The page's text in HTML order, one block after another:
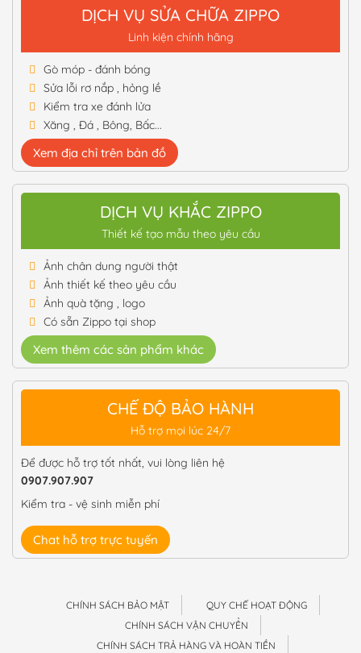
350,000 ₫
DỊCH VỤ SỬA CHỮA ZIPPO
Linh kiện chính hãng
Gò móp - đánh bóng
Sửa lỗi rơ nắp , hỏng lề
Kiểm tra xe đánh lửa
Xăng , Đá , Bông, Bấc...
Xem địa chỉ trên bản đồ
DỊCH VỤ KHẮC ZIPPO
Thiết kế tạo mẫu theo yêu cầu
Ảnh chân dung người thật
Ảnh thiết kế theo yêu cầu
Ảnh quà tặng , logo
Có sẵn Zippo tại shop
Xem thêm các sản phẩm khác
CHẾ ĐỘ BẢO HÀNH
Hỗ trợ mọi lúc 24/7
Để được hỗ trợ tốt nhất, vui lòng liên hệ
0907.907.907
Kiểm tra - vệ sinh miễn phí
Chat hỗ trợ trực tuyến
CHÍNH SÁCH BẢO MẬT
QUY CHẾ HOẠT ĐỘNG
CHÍNH SÁCH VẬN CHUYỂN
CHÍNH SÁCH TRẢ HÀNG VÀ HOÀN TIỀN